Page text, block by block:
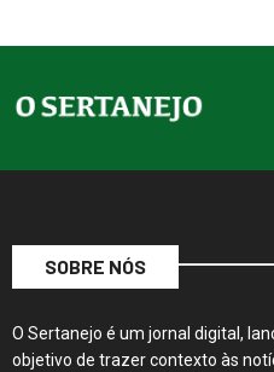
SOBRE NÓS
O Sertanejo é um jornal digital,
objetivo de trazer contexto às